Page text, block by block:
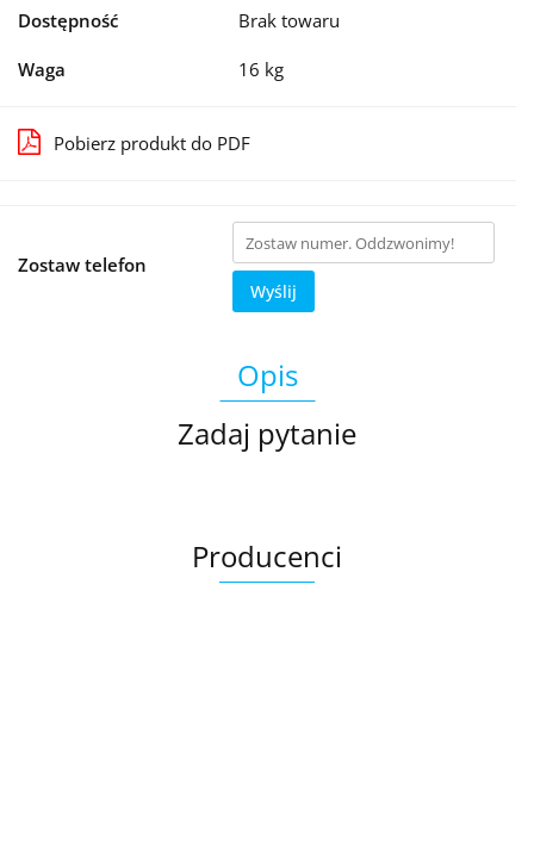
Dostępność Brak towaru
Waga 16 kg
Pobierz produkt do PDF
Zostaw telefon
Wyślij
Opis
Zadaj pytanie
Producenci